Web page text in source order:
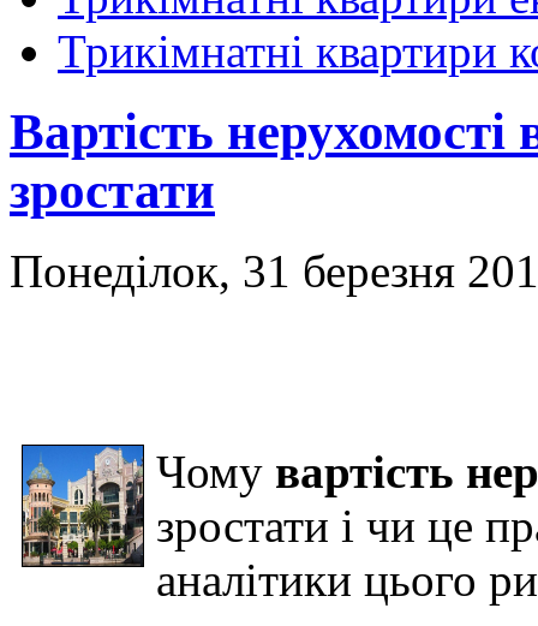
Трикімнатні квартири
Вартість
зростати
Понеділок, 31 березня
Чому вартість
зростати і чи це
аналітики цього